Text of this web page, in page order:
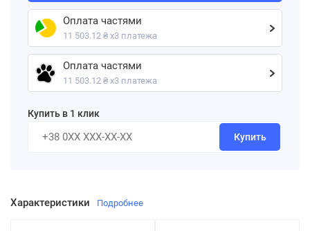
Характеристики Подробнее
Оплата частями
11 503.12 ₴ х3 платежа
Оплата частями
11 503.12 ₴ х3 платежа
Купить в 1 клик
Купить